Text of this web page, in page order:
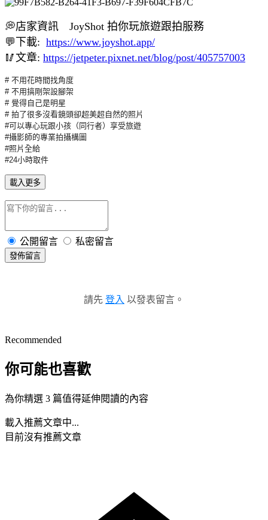
💭店家資訊 JoyShot 拍你玩旅遊跟拍服務
💬下載: https://www.joyshot.app/
🥢文章: https://jetpeter.pixnet.net/blog/post/405757003
# 不用花時間找角度
# 不用搞剛架設腳架
# 覺得自己是明星
# 拍了很多沒看鏡頭卻超美超自然的照片
#可以專心玩跟小孩（同行者）享受旅遊
#攝影師的專業拍攝構圖
#照片全給
#24小時取件
載入更多
公開留言 私密留言
發佈留言
請先 登入 以發表留言。
Recommended
你可能也喜歡
為你精選 3 篇值得延伸閱讀的內容
載入推薦文章中...
目前沒有推薦文章